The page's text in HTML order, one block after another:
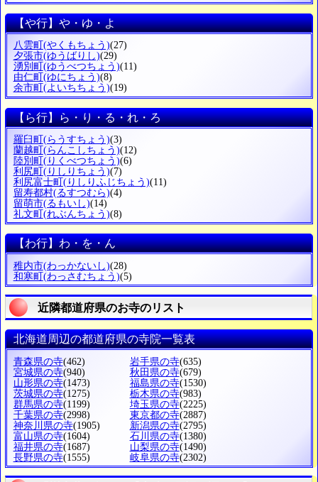
【や行】や・ゆ・よ
八雲町 (やくもちょう)(27)
夕張市(ゆうばりし)(29)
湧別町 (ゆうべつちょう)(11)
由仁町 (ゆにちょう)(8)
余市町 (よいちちょう)(19)
【ら行】ら・り・る・れ・ろ
羅臼町 (らうすちょう)(3)
蘭越町 (らんこしちょう)(12)
陸別町 (りくべつちょう)(6)
利尻町 (りしりちょう)(7)
利尻富士町 (りしりふじちょう)(11)
留寿都村(るすつむら)(4)
留萌市(るもいし)(14)
礼文町 (れぶんちょう)(8)
【わ行】わ・を・ん
稚内市(わっかないし)(28)
和寒町 (わっさむちょう)(5)
近隣都道府県のお寺のリスト
北海道周辺の都道府県の寺院一覧表
青森県の寺(462) 岩手県の寺(635)
宮城県の寺(940) 秋田県の寺(679)
山形県の寺(1473) 福島県の寺(1530)
茨城県の寺(1275) 栃木県の寺(983)
群馬県の寺(1199) 埼玉県の寺(2225)
千葉県の寺(2998) 東京都の寺(2887)
神奈川県の寺(1905) 新潟県の寺(2795)
富山県の寺(1604) 石川県の寺(1380)
福井県の寺(1687) 山梨県の寺(1490)
長野県の寺(1555) 岐阜県の寺(2302)